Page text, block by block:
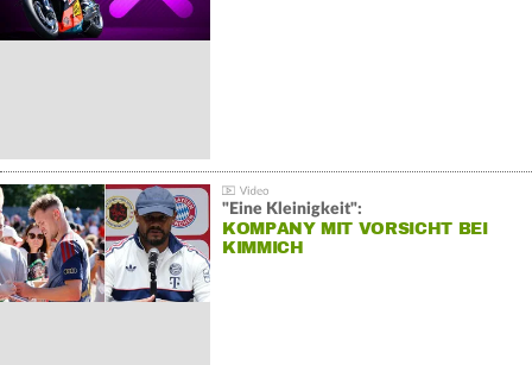
"Eine Kleinigkeit":
KOMPANY MIT VORSICHT BEI
KIMMICH